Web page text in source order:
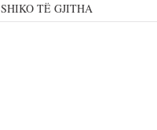
SHIKO TË GJITHA